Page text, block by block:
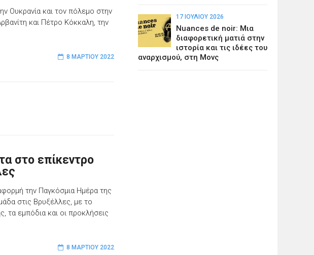
Ουκρανία και τον πόλεμο στην
και Πέτρο Κόκκαλη, την
8 ΜΑΡΤΊΟΥ 2022
στο επίκεντρο
την Παγκόσμια Ημέρα της
στις Βρυξέλλες, με το
τα εμπόδια και οι προκλήσεις
8 ΜΑΡΤΊΟΥ 2022
17 ΙΟΥΛΊΟΥ 2026
Nuances de noir: Μια
διαφορετική ματιά στην
ιστορία και τις ιδέες του
αναρχισμού, στη Μονς